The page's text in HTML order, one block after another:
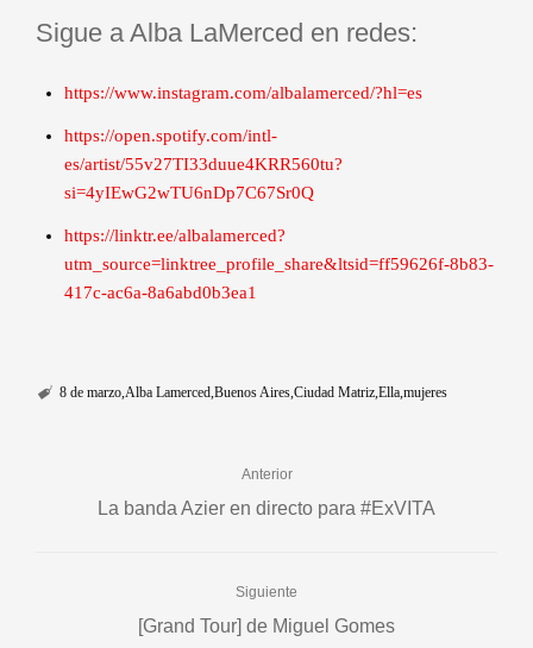
Sigue a Alba LaMerced en redes:
https://www.instagram.com/albalamerced/?hl=es
https://open.spotify.com/intl-
es/artist/55v27TI33duue4KRR560tu?
si=4yIEwG2wTU6nDp7C67Sr0Q
https://linktr.ee/albalamerced?
utm_source=linktree_profile_share&ltsid=ff59626f-8b83-
417c-ac6a-8a6abd0b3ea1
8 de marzo Alba Lamerced Buenos Aires Ciudad Matriz Ella mujeres
Anterior
La banda Azier en directo para #ExVITA
Siguiente
[Grand Tour] de Miguel Gomes